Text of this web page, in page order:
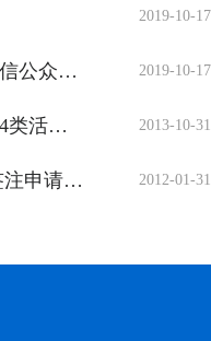
2019-10-17
国务院港澳事务办公室官方微信公众号10月1日开通 2019-10-17
明起大陆人士赴台从事教育等4类活动可在线申请证件 2013-10-31
七条便利举措服务台胞台商 签注申请3天办结 2012-01-31